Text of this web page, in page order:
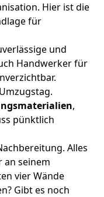
Hier ist die
für
und
Handwerker für
,
pünktlich
Alles
an seinem
vier Wände
Gibt es noch